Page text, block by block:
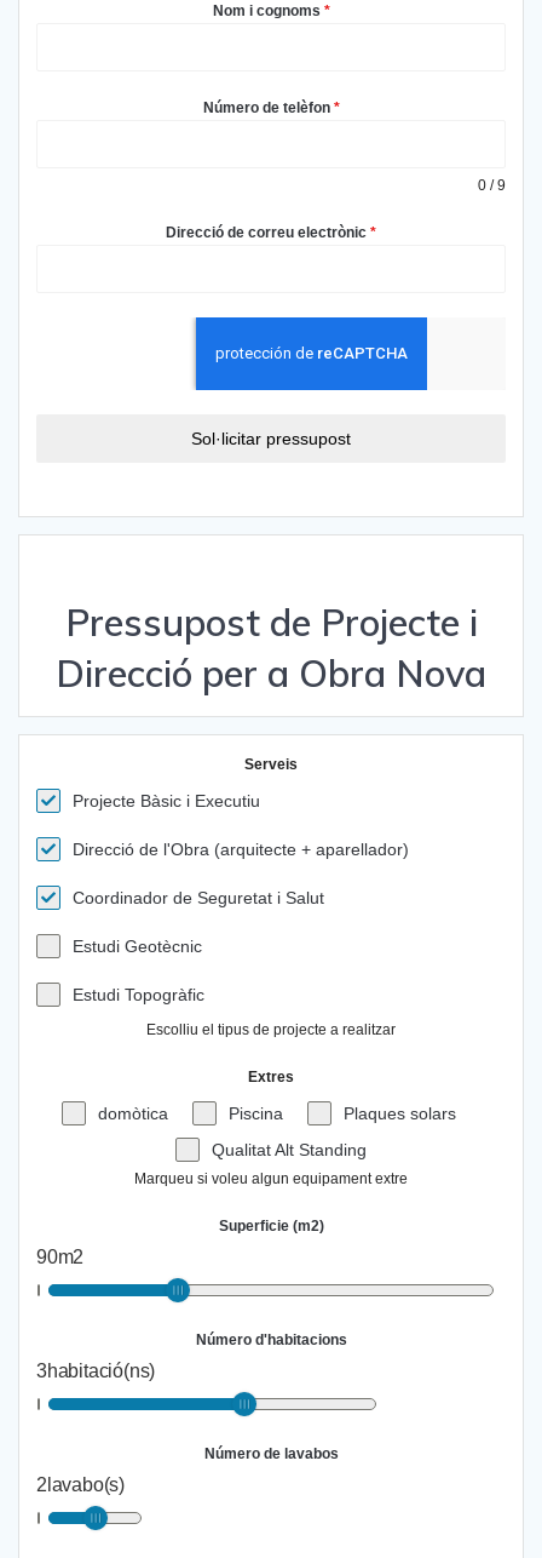
Nom i cognoms *
Número de telèfon *
0 / 9
Direcció de correu electrònic *
Sol·licitar pressupost
Pressupost de Projecte i
Direcció per a Obra Nova
Serveis
Projecte Bàsic i Executiu
Direcció de l'Obra (arquitecte + aparellador)
Coordinador de Seguretat i Salut
Estudi Geotècnic
Estudi Topogràfic
Escolliu el tipus de projecte a realitzar
Extres
domòtica Piscina
Plaques solars
Qualitat Alt Standing
Marqueu si voleu algun equipament extre
Superficie (m2)
90m2
Número d'habitacions
3habitació(ns)
Número de lavabos
2 lavabo(s)